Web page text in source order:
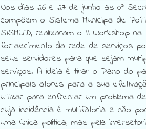
Nos dias 26 e 27 de junho as 09
compõem o Sistema Municipal de
SISMUD, realizaram o II Workshop
fortalecimento da rede de serviços
seus servidores para que sejam
serviços. A ideia é tirar o Plano do
principais atores para a sua
utilizar para enfrentar um problema
cuja incidência é multifatorial e não
uma única política, mas pela